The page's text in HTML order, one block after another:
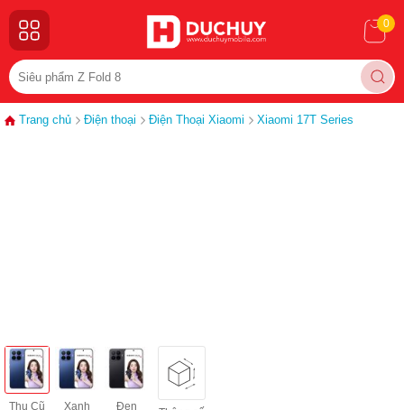
0
Trang chủ Điện thoại Điện Thoại Xiaomi Xiaomi 17T Series
Thu Cũ
Xanh
Đen